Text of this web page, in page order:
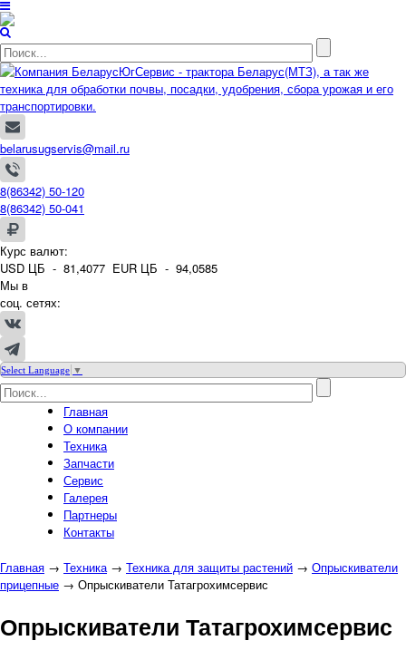
belarusugservis@mail.ru
8(86342) 50-120
8(86342) 50-041
Курс валют:
USD ЦБ - 81,4077 EUR ЦБ - 94,0585
Мы в
соц. сетях:
Select Language ▼
Главная
О компании
Техника
Запчасти
Сервис
Галерея
Партнеры
Контакты
Главная → Техника→ Техника для защиты растений → Опрыскиватели
прицепные → Опрыскиватели Татагрохимсервис
Опрыскиватели Татагрохимсервис